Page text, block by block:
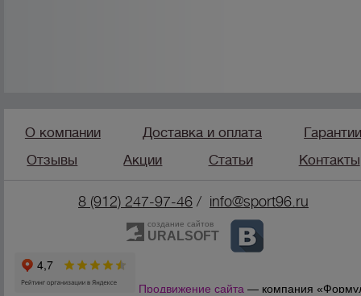
О компании Доставка и оплата
Отзывы
Акции Статьи Контакты
8 (912) 247-97-46 / info@sport96.ru
создание сайтов
URALSOFT
Продвижение сайта — компания